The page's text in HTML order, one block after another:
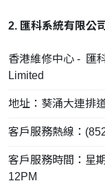
2. 匯科系統有限公
香港維修中心 - 匯
Limited
地址：葵涌大連排
客戶服務熱線：
客戶服務時間：星
12PM